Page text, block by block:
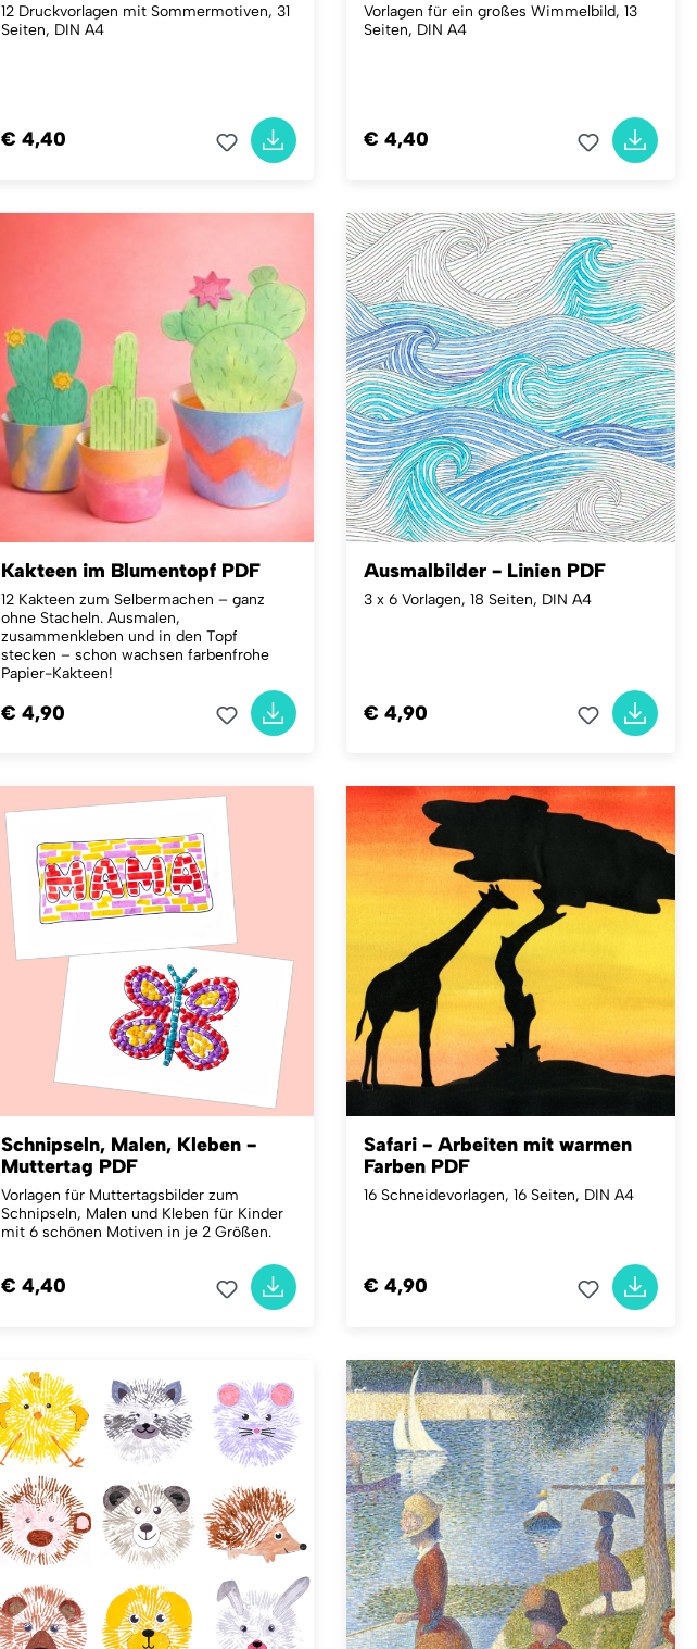
12 Druckvorlagen mit Sommermotiven, 31
Seiten, DIN A4
€ 4,40
Vorlagen für ein großes Wimmelbild, 13
Seiten, DIN A4
€ 4,40
Kakteen im Blumentopf PDF
12 Kakteen zum Selbermachen – ganz
ohne Stacheln. Ausmalen,
zusammenkleben und in den Topf
stecken – schon wachsen farbenfrohe
Papier-Kakteen!
€ 4,90
Ausmalbilder - Linien PDF
3 x 6 Vorlagen, 18 Seiten, DIN A4
€ 4,90
Schnipseln, Malen, Kleben -
Muttertag PDF
Vorlagen für Muttertagsbilder zum
Schnipseln, Malen und Kleben für Kinder
mit 6 schönen Motiven in je 2 Größen.
€ 4,40
Safari - Arbeiten mit warmen
Farben PDF
16 Schneidevorlagen, 16 Seiten, DIN A4
€ 4,90